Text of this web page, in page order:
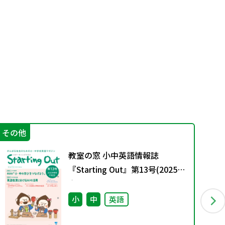
その他
教室の窓 小中英語情報誌
『Starting Out』第13号(2025年
春号)
小 中 英語